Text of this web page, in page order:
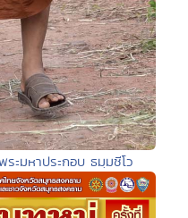
ะมหาประกอบ ธมฺมชีโว